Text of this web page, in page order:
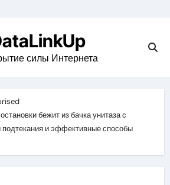
силы Интернета
бежит из бачка унитаза с
и эффективные способы